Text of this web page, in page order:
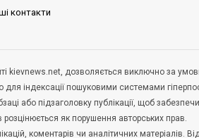
контакти
kievnews.net, дозволяється виключно за
індексації пошуковими системами
або підзаголовку публікації, щоб
як порушення авторських прав.
коментарів чи аналітичних матеріалів.